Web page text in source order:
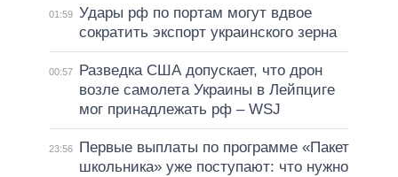
01:59 Удары рф по портам могут вдвое
сократить экспорт украинского зерна
00:57
Разведка США допускает, что дрон
возле самолета Украины в Лейпциге
мог принадлежать рф – WSJ
23:56
Первые выплаты по программе «Пакет
школьника» уже поступают: что нужно